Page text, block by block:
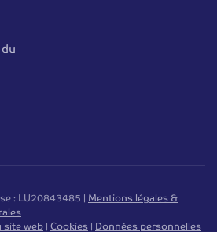
: LU20843485 | Mentions légales &
site web | Cookies | Données personnelles